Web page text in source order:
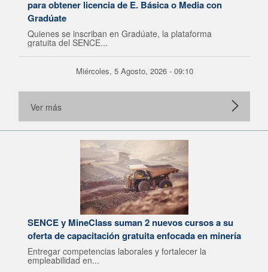
para obtener licencia de E. Básica o Media con
Gradúate
Quienes se inscriban en Gradúate, la plataforma
gratuita del SENCE...
Miércoles, 5 Agosto, 2026 - 09:10
Ver más
SENCE y MineClass suman 2 nuevos cursos a su
oferta de capacitación gratuita enfocada en minería
Entregar competencias laborales y fortalecer la
empleabilidad en...